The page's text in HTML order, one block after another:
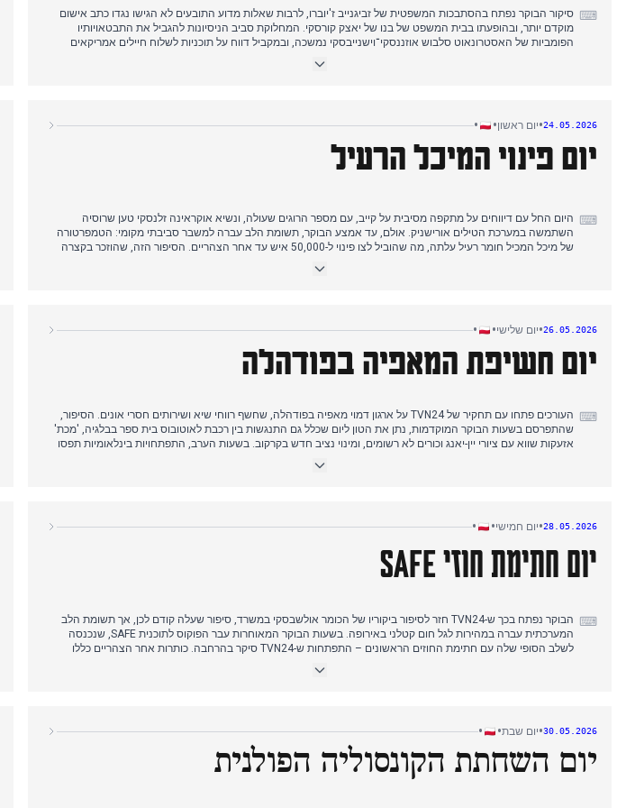
⌨ סיקור הבוקר נפתח בהסתבכות המשפטית של זביגנייב ז'יוברו, לרבות שאלות מדוע התובעים לא הגישו נגדו כתב אישום
מוקדם יותר, ובהופעתו בבית המשפט של בנו של יאצק קורסקי. המחלוקת סביב הניסיונות להגביל את התבטאויותיו
הפומביות של האסטרונאוט סלבוש אוזננסקי־וישנייבסקי נמשכה, ובמקביל דווח על תוכניות לשלוח חיילים אמריקאים
של מכונית עמוסה, והחוקרים פרסמו התפתחויות בטביעתו של פעוט בן שנתיים במעון בזומבקי. כמה כלי תקשורת דיווחו
24.05.2026
•יום ראשון•
•
יום פינוי המיכל הרעיל
⌨ היום החל עם דיווחים על מתקפה מסיבית על קייב, עם מספר הרוגים שעולה, ונשיא אוקראינה זלנסקי טען שרוסיה
השתמשה במערכת הטילים אורישניק. אולם, עד אמצע הבוקר, תשומת הלב עברה למשבר סביבתי מקומי: הטמפרטורה
של מיכל המכיל חומר רעיל עלתה, מה שהוביל לצו פינוי ל-50,000 איש עד אחר הצהריים. הסיפור הזה, שהוזכר בקצרה
הפנים פירט בערב. המתקפה על קייב המשיכה לקבל סיקור, כולל תיאור 'קיר אש', אך פינוי המיכל הרעיל הפך לסיפור
26.05.2026
•יום שלישי•
•
יום חשיפת המאפיה בפודהלה
⌨
העורכים פתחו עם תחקיר של TVN24 על ארגון דמוי מאפיה בפודהלה, שחשף רווחי שיא ושירותים חסרי אונים. הסיפור,
שהתפרסם בשעות הבוקר המוקדמות, נתן את הטון ליום שכלל גם התנגשות בין רכבת לאוטובוס בית ספר בבלגיה, 'מכת'
אזעקות שווא עם ציורי יין-יאנג וכורים לא רשומים, ומינוי נציב חדש בקרקוב. בשעות הערב, התפתחויות בינלאומיות תפסו
מקומי לתאונות בחו"ל ושינויים גיאופוליטיים, כשחשיפת פודהלה נותרה הסיפור המקומי המובהק ביותר.
28.05.2026
•יום חמישי•
•
יום חתימת חוזי SAFE
⌨
הבוקר נפתח בכך ש-TVN24 חזר לסיפור ביקוריו של הכומר אולשבסקי במשרד, סיפור שעלה קודם לכן, אך תשומת הלב
המערכתית עברה במהירות לגל חום קטלני באירופה. בשעות הבוקר המאוחרות עבר הפוקוס לתוכנית SAFE, שנכנסה
לשלב הסופי שלה עם חתימת החוזים הראשונים – התפתחות ש-TVN24 סיקר בהרחבה. כותרות אחר הצהריים כללו
תמיכת טראמפ ב'ידיד גדול' ופרטים חדשים על 'נשק הפלא' של פוטין, הופיעו אך לא שלטו בכותרות. היום חסר נרטיב
30.05.2026
•יום שבת•
•
יום השחתת הקונסוליה הפולנית